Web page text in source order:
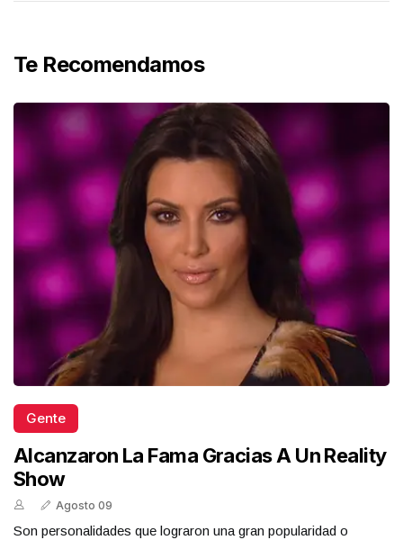
Te Recomendamos
Gente
Alcanzaron La Fama Gracias A Un Reality
Show
Agosto 09
Son personalidades que lograron una gran popularidad o